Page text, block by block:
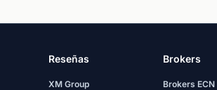
Reseñas
XM Group
Brokers
Brokers ECN